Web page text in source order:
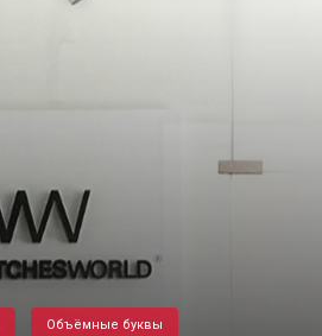
Объёмные буквы